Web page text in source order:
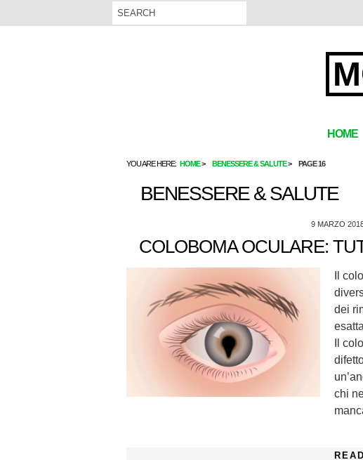
HOME
YOU ARE HERE: HOME BENESSERE & SALUTE PAGE 16
BENESSERE & SALUTE
9 MARZO
COLOBOMA OCULARE:
Il
dei
Il
chi